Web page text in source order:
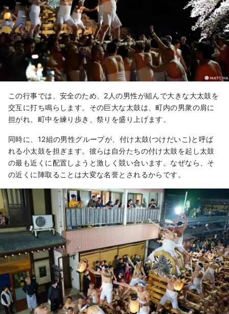
この行事では、安全のため、2人の男性が組んで大きな大太鼓を
交互に打ち鳴らします。その巨大な太鼓は、町内の男衆の肩に
担がれ、町中を練り歩き、祭りを盛り上げます。
同時に、12組の男性グループが、付け太鼓(つけだいこ)と呼ば
れる小太鼓を担ぎます。彼らは自分たちの付け太鼓を起し太鼓
の最も近くに配置しようと激しく競い合います。なぜなら、そ
の近くに陣取ることは大変な名誉とされるからです。